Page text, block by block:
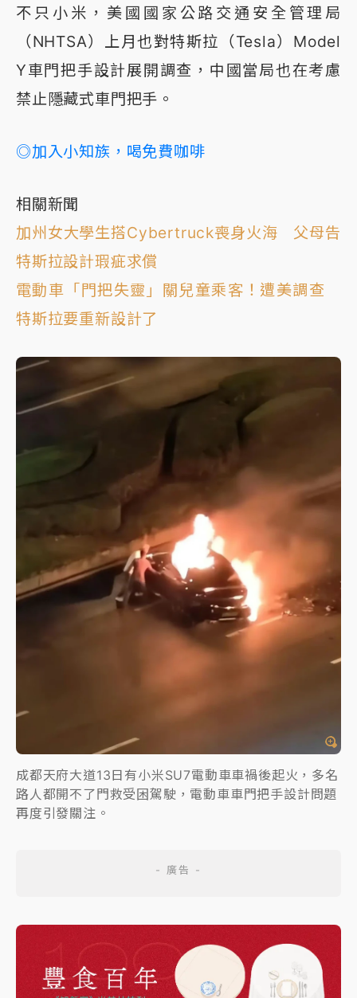
不只小米，美國國家公路交通安全管理局
（NHTSA）上月也對特斯拉（Tesla）Model
Y車門把手設計展開調查，中國當局也在考慮
禁止隱藏式車門把手。
◎加入小知族，喝免費咖啡
相關新聞
加州女大學生搭Cybertruck喪身火海 父母告
特斯拉設計瑕疵求償
電動車「門把失靈」關兒童乘客！遭美調查
特斯拉要重新設計了
成都天府大道13日有小米SU7電動車車禍後起火，多名
路人都開不了門救受困駕駛，電動車車門把手設計問題
再度引發關注。